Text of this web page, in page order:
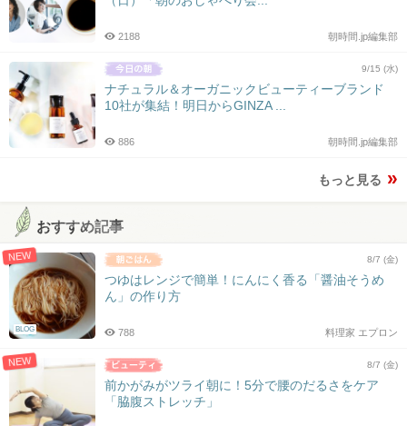
朝時間.jp編集部
2188
9/15 (水)
ナチュラル＆オーガニックビューティーブランド
10社が集結！明日からGINZA ...
朝時間.jp編集部
886
もっと見る
おすすめ記事
NEW
BLOG
8/7 (金)
つゆはレンジで簡単！にんにく香る「醤油そうめ
ん」の作り方
料理家 エプロン
788
NEW 8/7 (金)
前かがみがツライ朝に！5分で腰のだるさをケア
「脇腹ストレッチ」